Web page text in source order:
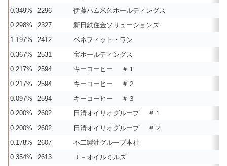
0.349%
2296
伊藤ハム米久ホールディングス
0.298%
2327
新日鉄住金ソリューションズ
1.197%
2412
ベネフィット・ワン
0.367%
2531
宝ホールディングス
0.217%
2594
キーコーヒー ＃１
0.217%
2594
キーコーヒー ＃２
0.097%
2594
キーコーヒー ＃３
0.200%
2602
日清オイリオグループ ＃１
0.200%
2602
日清オイリオグループ ＃２
0.178%
2607
不二製油グループ本社
0.354%
2613
Ｊ－オイルミルズ